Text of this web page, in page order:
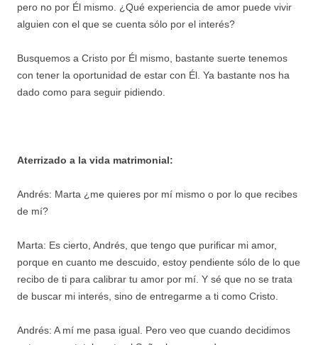
pero no por Él mismo. ¿Qué experiencia de amor puede vivir
alguien con el que se cuenta sólo por el interés?
Busquemos a Cristo por Él mismo, bastante suerte tenemos
con tener la oportunidad de estar con Él. Ya bastante nos ha
dado como para seguir pidiendo.
Aterrizado a la vida matrimonial:
Andrés: Marta ¿me quieres por mí mismo o por lo que recibes
de mí?
Marta: Es cierto, Andrés, que tengo que purificar mi amor,
porque en cuanto me descuido, estoy pendiente sólo de lo que
recibo de ti para calibrar tu amor por mí. Y sé que no se trata
de buscar mi interés, sino de entregarme a ti como Cristo.
Andrés: A mí me pasa igual. Pero veo que cuando decidimos